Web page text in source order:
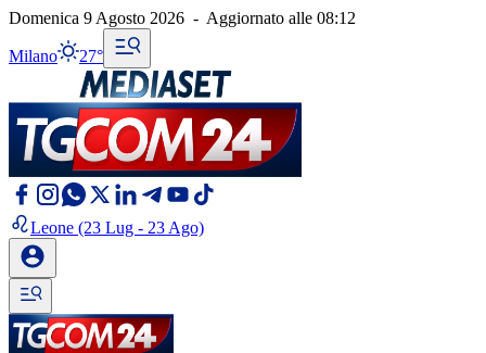
Domenica 9 Agosto 2026 - Aggiornato alle 08:12
Milano 27°
Leone (23 Lug - 23 Ago)